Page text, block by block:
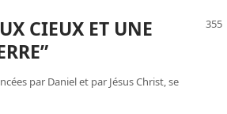
CIEUX ET UNE
par Daniel et par Jésus Christ, se